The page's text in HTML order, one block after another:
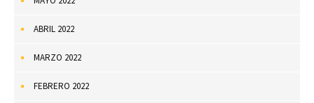
ABRIL 2022
MARZO 2022
FEBRERO 2022